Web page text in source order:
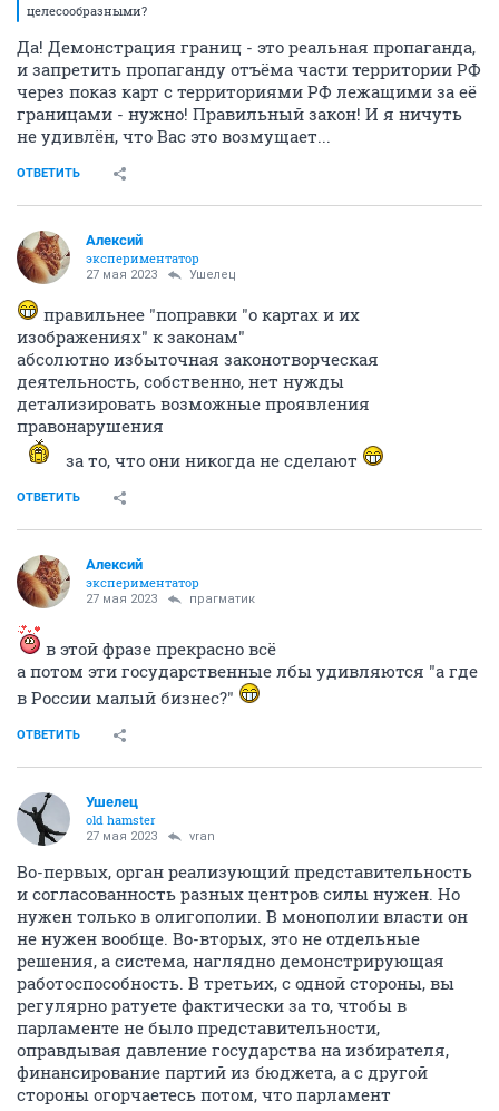
целесообразными?
Да! Демонстрация границ - это реальная пропаганда,
и запретить пропаганду отъёма части территории РФ
через показ карт с территориями РФ лежащими за её
границами - нужно! Правильный закон! И я ничуть
не удивлён, что Вас это возмущает...
ОТВЕТИТЬ
Алексий
экспериментатор
27 мая 2023 Ушелец
правильнее "поправки "о картах и их
изображениях" к законам"
абсолютно избыточная законотворческая
деятельность, собственно, нет нужды
детализировать возможные проявления
правонарушения
за то, что они никогда не сделают
ОТВЕТИТЬ
Алексий
экспериментатор
27 мая 2023 прагматик
в этой фразе прекрасно всё
а потом эти государственные лбы удивляются "а где
в России малый бизнес?"
ОТВЕТИТЬ
Ушелец
old hamster
27 мая 2023 vran
Во-первых, орган реализующий представительность
и согласованность разных центров силы нужен. Но
нужен только в олигополии. В монополии власти он
не нужен вообще. Во-вторых, это не отдельные
решения, а система, наглядно демонстрирующая
работоспособность. В третьих, с одной стороны, вы
регулярно ратуете фактически за то, чтобы в
парламенте не было представительности,
оправдывая давление государства на избирателя,
финансирование партий из бюджета, а с другой
стороны огорчаетесь потом, что парламент